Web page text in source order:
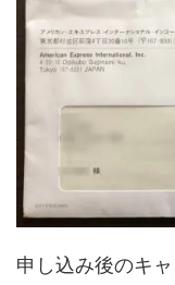
申し込み後のキ